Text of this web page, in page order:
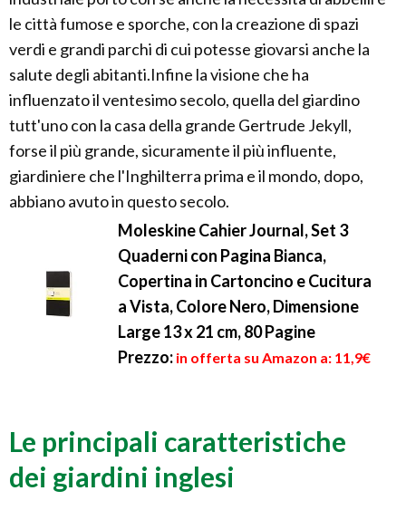
le città fumose e sporche, con la creazione di spazi
verdi e grandi parchi di cui potesse giovarsi anche la
salute degli abitanti.Infine la visione che ha
influenzato il ventesimo secolo, quella del giardino
tutt'uno con la casa della grande Gertrude Jekyll,
forse il più grande, sicuramente il più influente,
giardiniere che l'Inghilterra prima e il mondo, dopo,
abbiano avuto in questo secolo.
Moleskine Cahier Journal, Set 3
Quaderni con Pagina Bianca,
Copertina in Cartoncino e Cucitura
a Vista, Colore Nero, Dimensione
Large 13 x 21 cm, 80 Pagine
Prezzo: in offerta su Amazon a: 11,9€
Le principali caratteristiche
dei giardini inglesi